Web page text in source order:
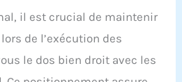
il est crucial de maintenir
de l’exécution des
le dos bien droit avec les